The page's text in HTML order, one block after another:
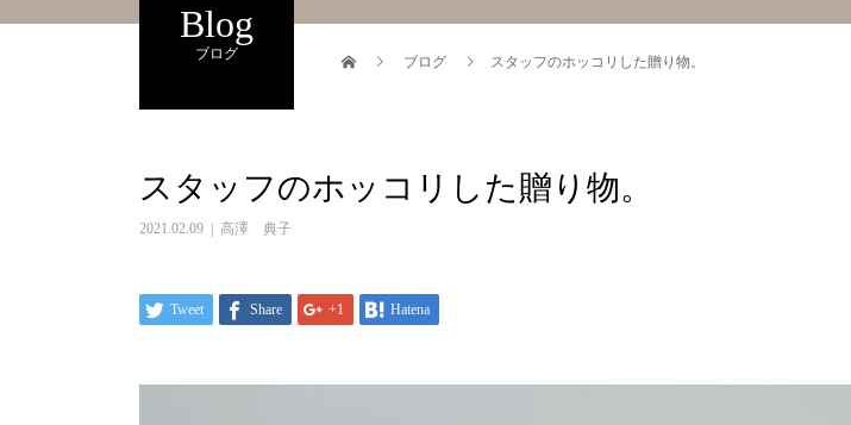
Blog
ブログ
ブログ スタッフのホッコリした贈り物。
スタッフのホッコリした贈り物。
2021.02.09 高澤 典子
Tweet Share +1 Hatena